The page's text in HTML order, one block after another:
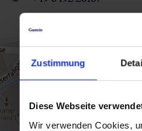
Zustimmung
Diese Webseite
Wir verwenden Cookies,